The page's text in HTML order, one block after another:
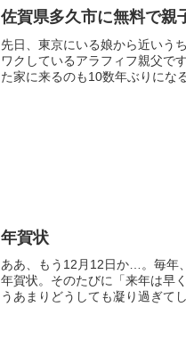
佐賀県多久市に無料で親
先日、東京にいる娘から近いう
ワクしているアラフィフ親父で
た家に来るのも10数年ぶりにな
年賀状
ああ、もう12月12日か…。毎年
年賀状。そのたびに「来年は早
うあまりどうしても凝り過ぎて